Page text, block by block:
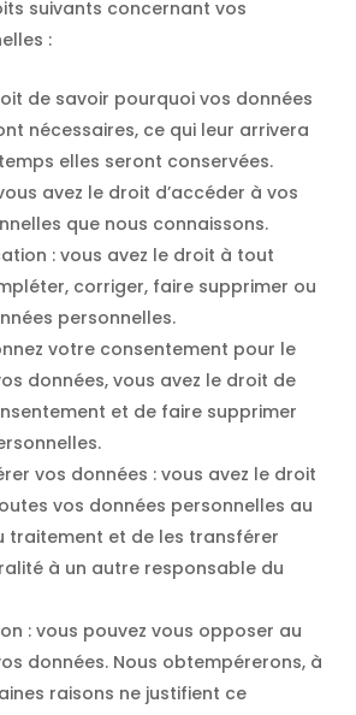
suivants concernant vos
:
de savoir pourquoi vos données
nécessaires, ce qui leur arrivera
elles seront conservées.
avez le droit d’accéder à vos
que nous connaissons.
: vous avez le droit à tout
corriger, faire supprimer ou
personnelles.
votre consentement pour le
données, vous avez le droit de
et de faire supprimer
vos données : vous avez le droit
vos données personnelles au
traitement et de les transférer
à un autre responsable du
: vous pouvez vous opposer au
données. Nous obtempérerons, à
raisons ne justifient ce